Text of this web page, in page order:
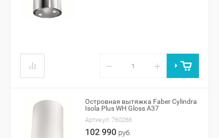
− +
Островная вытяжка Faber Cylindra
Isola Plus WH Gloss A37
Артикул: 760266
102 990 руб.